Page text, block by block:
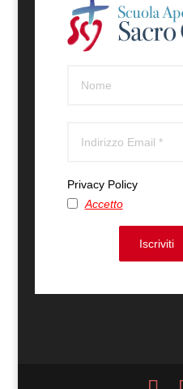
Privacy Policy
Accetto
Iscriviti